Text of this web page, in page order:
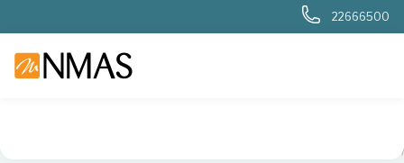
22666500